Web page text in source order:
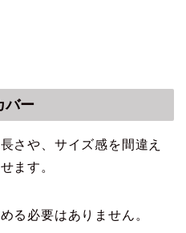
バー
さや、サイズ感を間違え
ます。
る必要はありません。